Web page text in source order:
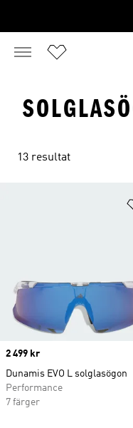
13 resultat
Price
2 499 kr
Dunamis EVO L solglasögon
Performance
7 färger